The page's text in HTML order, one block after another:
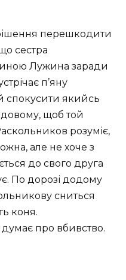
перешкодити
сестра
Лужина заради
п’яну
спокусити якийсь
щоб той
розуміє,
але не хоче з
до свого друга
По дорозі додому
сниться
коня.
про вбивство.